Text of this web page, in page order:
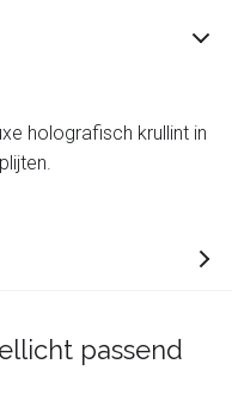
holografisch krullint in
passend